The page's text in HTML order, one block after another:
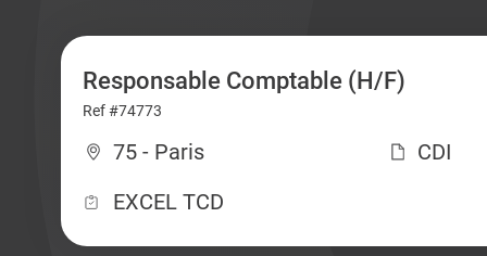
Responsable Comptable (H/F)
Ref #74773
75 - Paris CDI
EXCEL TCD